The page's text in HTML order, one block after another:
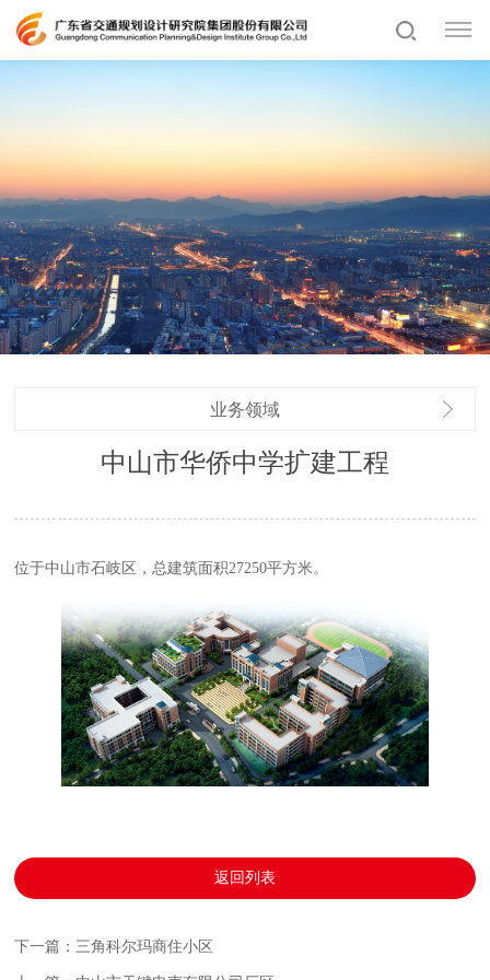
业务领域
中山市华侨中学扩建工程
位于中山市石岐区，总建筑面积27250平方米。
返回列表
下一篇：三角科尔玛商住小区